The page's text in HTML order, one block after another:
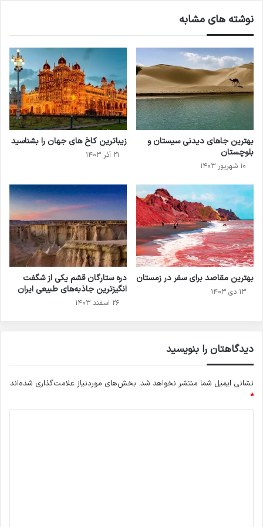
نوشته های مشابه
بهترین جاهای دیدنی سیستان و
بلوچستان
۱۰ شهریور ۱۴۰۳
زیباترین کاخ های جهان را بشناسید
۲۱ آذر ۱۴۰۳
بهترین مقاصد برای سفر در زمستان
۱۳ دی ۱۴۰۳
دره ستارگان قشم یکی از شگفت
انگیزترین جاذبه‌های طبیعی ایران
۲۶ اسفند ۱۴۰۳
دیدگاهتان را بنویسید
نشانی ایمیل شما منتشر نخواهد شد. بخش‌های موردنیاز علامت‌گذاری شده‌اند
*